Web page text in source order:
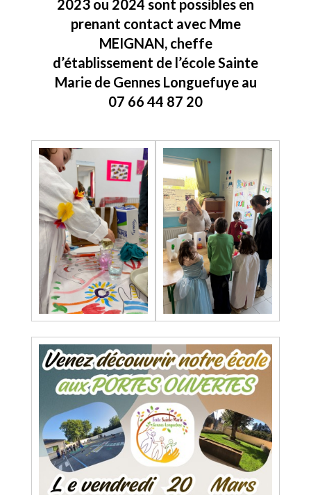
2023 ou 2024 sont possibles en
prenant contact avec Mme
MEIGNAN, cheffe
d’établissement de l’école Sainte
Marie de Gennes Longuefuye au
07 66 44 87 20